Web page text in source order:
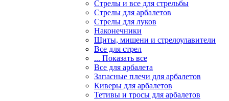
Стрелы и все для стрельбы
Стрелы для арбалетов
Стрелы для луков
Наконечники
Щиты, мишени и стрелоулавители
Все для стрел
... Показать все
Все для арбалета
Запасные плечи для арбалетов
Киверы для арбалетов
Тетивы и тросы для арбалетов